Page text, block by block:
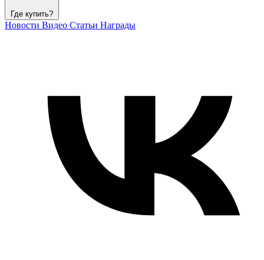
Где купить?
Новости Видео Статьи Награды